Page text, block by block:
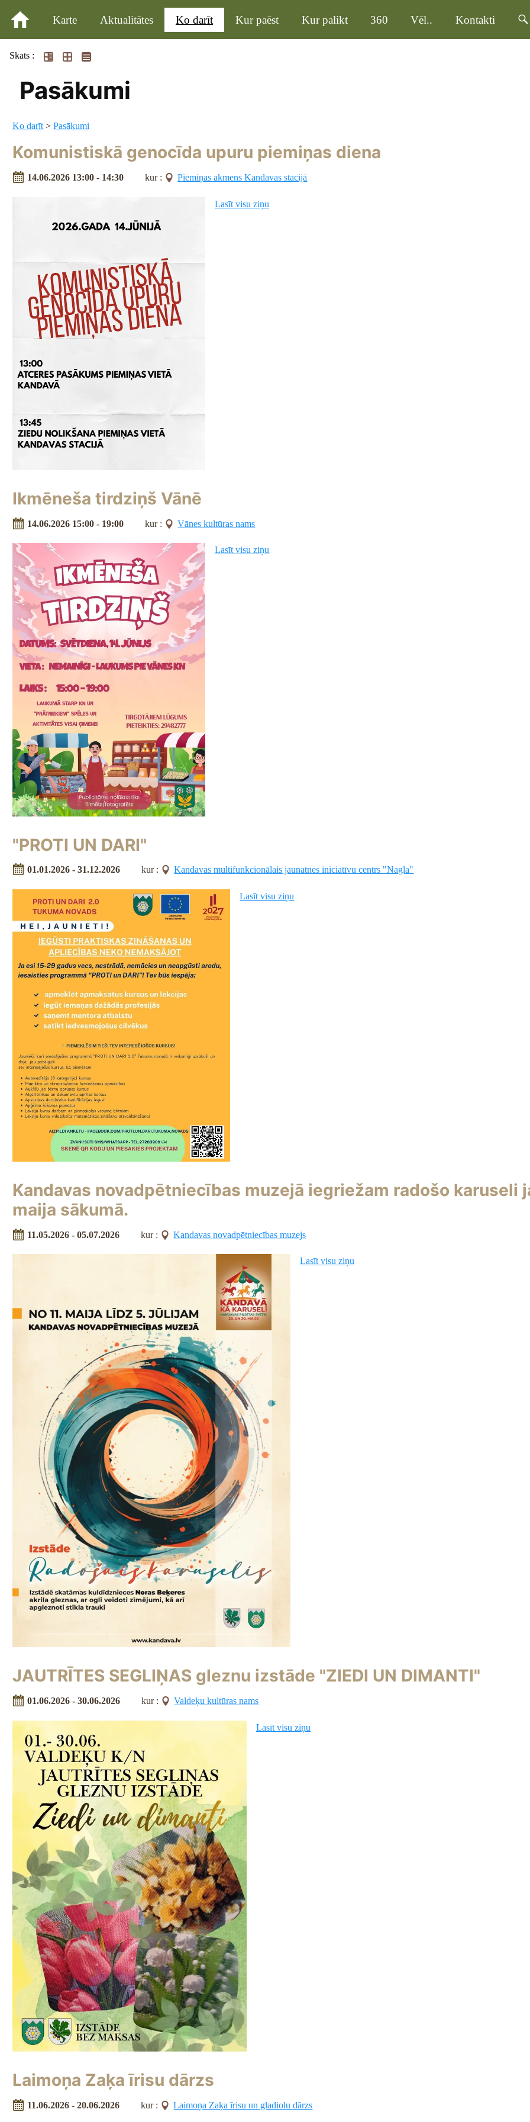
Karte Aktualitātes Ko darīt Kur paēst Kur palikt 360 Vēl.. Kontakti
Skats :
Pasākumi
Ko darīt >Pasākumi
Komunistiskā genocīda upuru piemiņas diena
14.06.2026 13:00 - 14:30 kur : Piemiņas akmens Kandavas stacijā
Lasīt visu ziņu
Ikmēneša tirdziņš Vānē
14.06.2026 15:00 - 19:00 kur : Vānes kultūras nams
Lasīt visu ziņu
"PROTI UN DARI"
01.01.2026 - 31.12.2026 kur : Kandavas multifunkcionālais jaunatnes iniciatīvu centrs "Nagla"
Lasīt visu ziņu
Kandavas novadpētniecības muzejā iegriežam radošo karuseli
maija sākumā.
11.05.2026 - 05.07.2026 kur : Kandavas novadpētniecības muzejs
Lasīt visu ziņu
JAUTRĪTES SEGLIŅAS gleznu izstāde "ZIEDI UN DIMANTI"
01.06.2026 - 30.06.2026 kur : Valdeķu kultūras nams
Lasīt visu ziņu
Laimoņa Zaķa īrisu dārzs
11.06.2026 - 20.06.2026 kur : Laimoņa Zaķa īrisu un gladiolu dārzs